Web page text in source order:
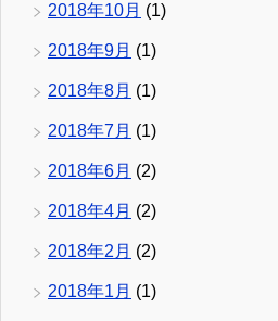
2018年10月 (1)
2018年9月 (1)
2018年8月 (1)
2018年7月 (1)
2018年6月 (2)
2018年4月 (2)
2018年2月 (2)
2018年1月 (1)